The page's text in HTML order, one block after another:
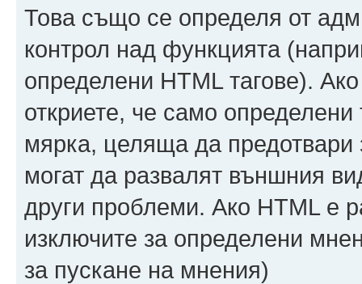
Това също се определя от
контрол над функцията
определени HTML тагове).
откриете, че само определени
мярка, целяща да предотвари
могат да развалят външния
други проблеми. Ако HTML е
изключите за определени
за пускане на мнения)